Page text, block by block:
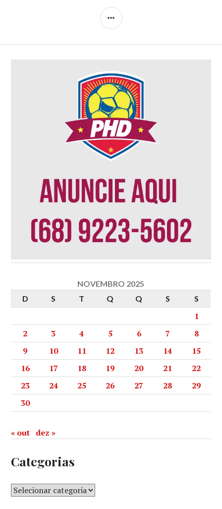
NOVEMBRO 2025
D
S T Q Q S S
1
2
3 4 5 6 7
8
9
10 11 12 13 14
15
16
17 18 19 20 21
22
23
24 25 26 27 28
29
30
« out dez »
Categorias